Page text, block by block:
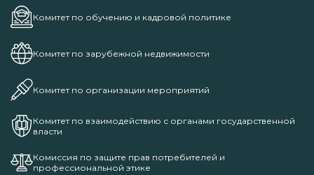
Комитет по обучению и кадровой политике
Комитет по зарубежной недвижимости
Комитет по организации мероприятий
Комитет по взаимодействию с органами государственной
власти
Комиссия по защите прав потребителей и
профессиональной этике